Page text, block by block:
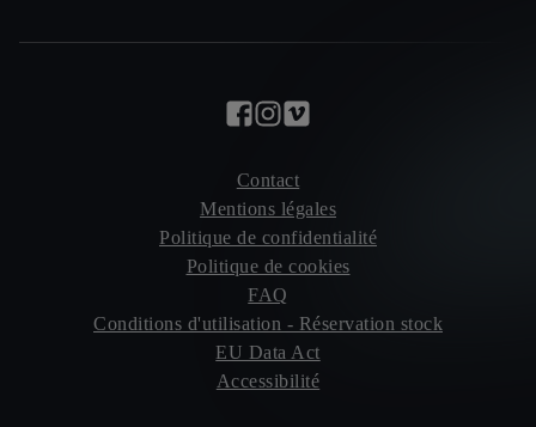
Contact
Mentions légales
Politique de confidentialité
Politique de cookies
FAQ
Conditions d'utilisation - Réservation stock
EU Data Act
Accessibilité